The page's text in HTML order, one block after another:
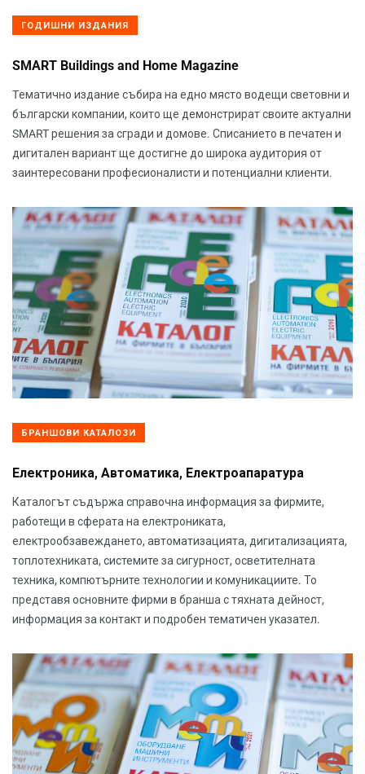
ГОДИШНИ ИЗДАНИЯ
SMART Buildings and Home Magazine
Tематично издание събира на едно място водещи световни и
български компании, които ще демонстрират своите актуални
SMART решения за сгради и домове. Списанието в печатен и
дигитален вариант ще достигне до широка аудитория от
заинтересовани професионалисти и потенциални клиенти.
БРАНШОВИ КАТАЛОЗИ
Електроника, Автоматика, Електроапаратура
Каталогът съдържа справочна информация за фирмите,
работещи в сферата на електрониката,
електрообзавеждането, автоматизацията, дигитализацията,
топлотехниката, системите за сигурност, осветителната
техника, компютърните технологии и комуникациите. То
представя основните фирми в бранша с тяхната дейност,
информация за контакт и подробен тематичен указател.